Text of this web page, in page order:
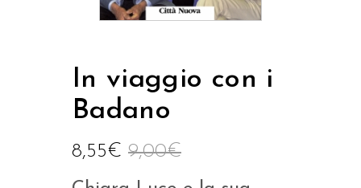
In viaggio con i
Badano
9,00€
8,55€